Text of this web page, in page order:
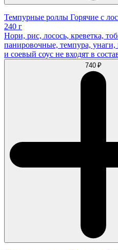
Темпурные роллы Горячие с
240 г
Нори, рис, лосось, креветка,
панировочные, темпура,
и соевый соус не входят в
740 ₽